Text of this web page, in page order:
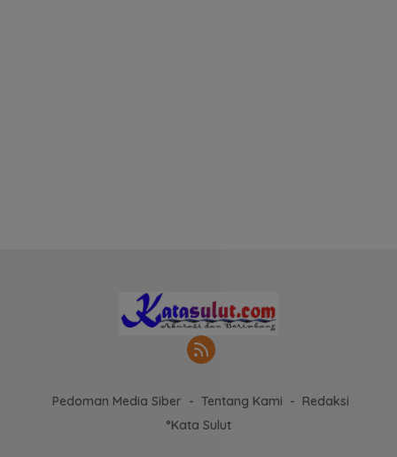
Pedoman Media Siber Tentang Kami
Redaksi
°Kata Sulut